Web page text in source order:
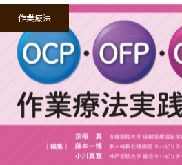
作業療法